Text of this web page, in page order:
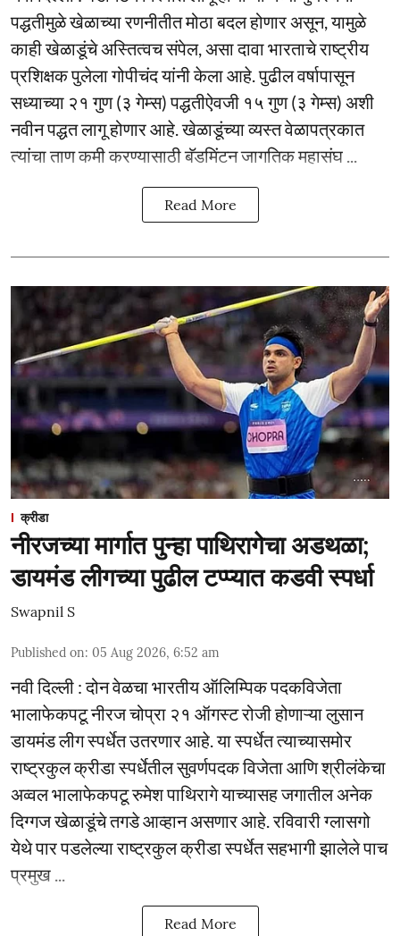
पद्धतीमुळे खेळाच्या रणनीतीत मोठा बदल होणार असून, यामुळे
काही खेळाडूंचे अस्तित्वच संपेल, असा दावा भारताचे राष्ट्रीय
प्रशिक्षक पुलेला गोपीचंद यांनी केला आहे. पुढील वर्षापासून
सध्याच्या २१ गुण (३ गेम्स) पद्धतीऐवजी १५ गुण (३ गेम्स) अशी
नवीन पद्धत लागू होणार आहे. खेळाडूंच्या व्यस्त वेळापत्रकात
त्यांचा ताण कमी करण्यासाठी बॅडमिंटन जागतिक महासंघ ...
Read More
क्रीडा
नीरजच्या मार्गात पुन्हा पाथिरागेचा अडथळा;
डायमंड लीगच्या पुढील टप्प्यात कडवी स्पर्धा
Swapnil S
Published on: 05 Aug 2026, 6:52 am
नवी दिल्ली : दोन वेळचा भारतीय ऑलिम्पिक पदकविजेता
भालाफेकपटू नीरज चोप्रा २१ ऑगस्ट रोजी होणाऱ्या लुसान
डायमंड लीग स्पर्धेत उतरणार आहे. या स्पर्धेत त्याच्यासमोर
राष्ट्रकुल क्रीडा स्पर्धेतील सुवर्णपदक विजेता आणि श्रीलंकेचा
अव्वल भालाफेकपटू रुमेश पाथिरागे याच्यासह जगातील अनेक
दिग्गज खेळाडूंचे तगडे आव्हान असणार आहे. रविवारी ग्लासगो
येथे पार पडलेल्या राष्ट्रकुल क्रीडा स्पर्धेत सहभागी झालेले पाच
प्रमुख ...
Read More